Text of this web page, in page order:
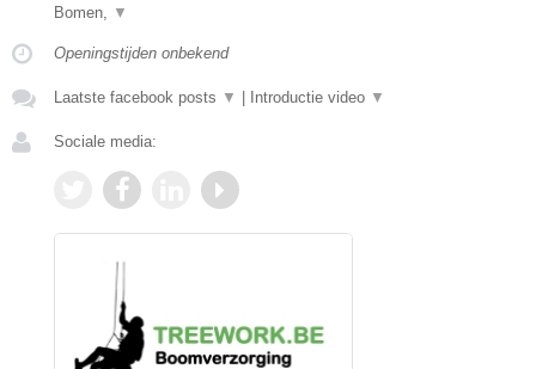
Bomen,
▼
Openingstijden onbekend
Laatste facebook posts ▼ Introductie video ▼
Sociale media: